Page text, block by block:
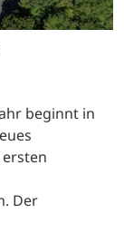
beginnt in
Der